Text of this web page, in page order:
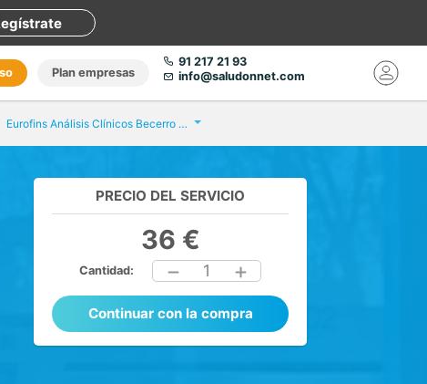
Plan empresas
91 217 21 93
info@saludonnet.com
Eurofins Análisis Clínicos Becerro de Bengoa
PRECIO DEL SERVICIO
36 €
Cantidad: 1
Continuar con la compra